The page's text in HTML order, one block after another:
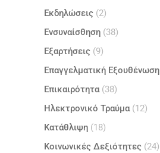
Εκδηλώσεις (2)
Ενσυναίσθηση (38)
Εξαρτήσεις (9)
Επαγγελματική Εξουθένωση
Επικαιρότητα(38)
Ηλεκτρονικό Τραύμα(12)
Κατάθλιψη (18)
Κοινωνικές Δεξιότητες (24)